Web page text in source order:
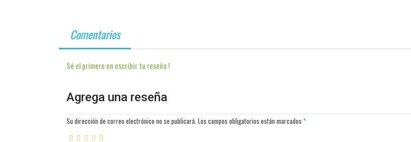
Comentarios
Sé el primero en escribir tu reseña !
Agrega una reseña
Su dirección de correo electrónico no se publicará. Los campos obligatorios están marcados *